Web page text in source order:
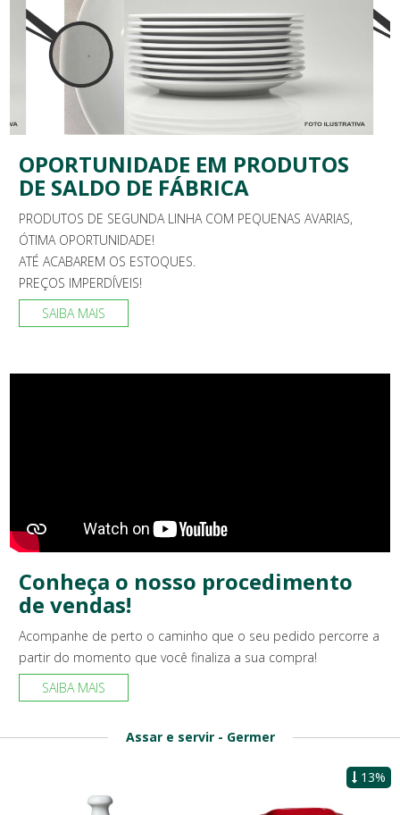
OPORTUNIDADE EM PRODUTOS
DE SALDO DE FÁBRICA
PRODUTOS DE SEGUNDA LINHA COM PEQUENAS AVARIAS,
ÓTIMA OPORTUNIDADE!
ATÉ ACABAREM OS ESTOQUES.
PREÇOS IMPERDÍVEIS!
SAIBA MAIS
Conheça o nosso procedimento
de vendas!
Acompanhe de perto o caminho que o seu pedido percorre a
partir do momento que você finaliza a sua compra!
SAIBA MAIS
Assar e servir - Germer
13%